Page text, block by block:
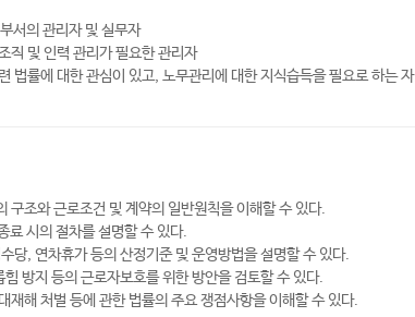
서의 관리자 및 실무자
직 및 인력 관리가 필요한 관리자
법률에 대한 관심이 있고, 노무관리에 대한 지식습득을 필요로 하는 자
구조와 근로조건 및 계약의 일반원칙을 이해할 수 있다.
료 시의 절차를 설명할 수 있다.
당, 연차휴가 등의 산정기준 및 운영방법을 설명할 수 있다.
방지 등의 근로자보호를 위한 방안을 검토할 수 있다.
재해 처벌 등에 관한 법률의 주요 쟁점사항을 이해할 수 있다.